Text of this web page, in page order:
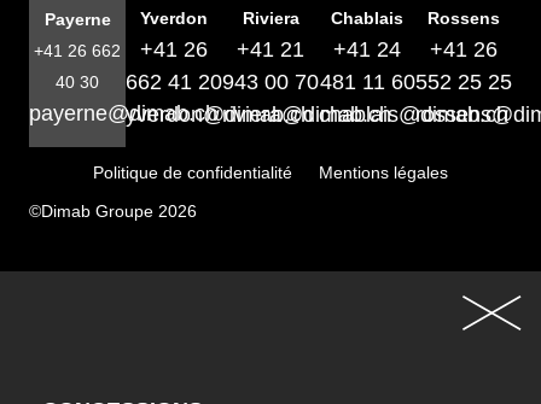
Payerne
+41 26 662
40 30
payerne@dimab.ch
Yverdon
+41 26
662 41 20
yverdon@dimab.ch
Riviera
+41 21
943 00 70
riviera@dimab.ch
Chablais
+41 24
481 11 60
chablais@dimab.ch
Rossens
+41 26
552 25 25
Politique de confidentialité
Mentions légales
©Dimab Groupe 2026